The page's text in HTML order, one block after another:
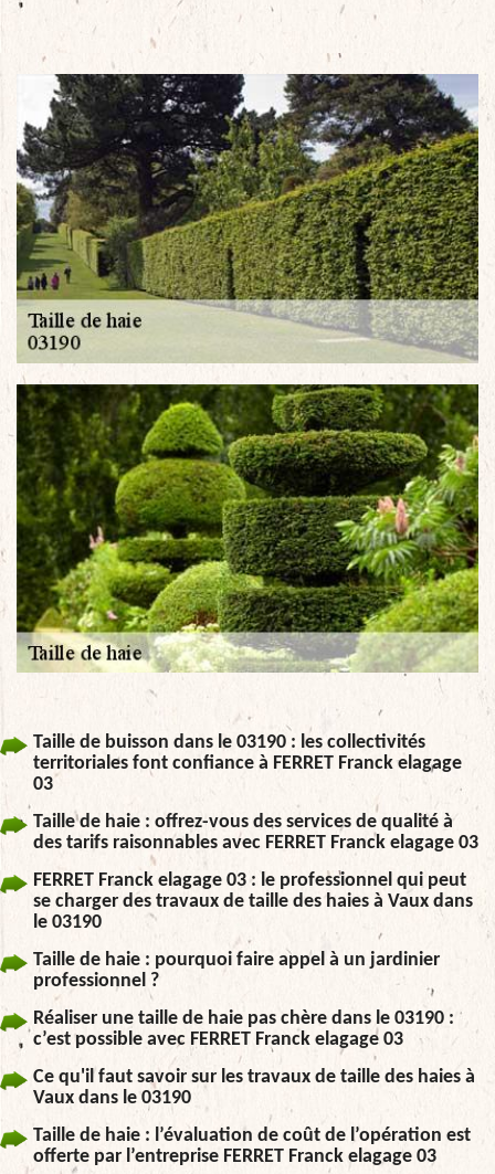
Taille de buisson dans le 03190 : les collectivités
territoriales font confiance à FERRET Franck elagage
03
Taille de haie : offrez-vous des services de qualité à
des tarifs raisonnables avec FERRET Franck elagage 03
FERRET Franck elagage 03 : le professionnel qui peut
se charger des travaux de taille des haies à Vaux dans
le 03190
Taille de haie : pourquoi faire appel à un jardinier
professionnel ?
Réaliser une taille de haie pas chère dans le 03190 :
c’est possible avec FERRET Franck elagage 03
Ce qu'il faut savoir sur les travaux de taille des haies à
Vaux dans le 03190
Taille de haie : l’évaluation de coût de l’opération est
offerte par l’entreprise FERRET Franck elagage 03